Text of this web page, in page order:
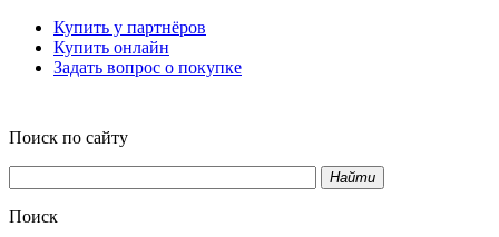
Купить у партнёров
Купить онлайн
Задать вопрос о покупке
Поиск по сайту
Найти
Поиск